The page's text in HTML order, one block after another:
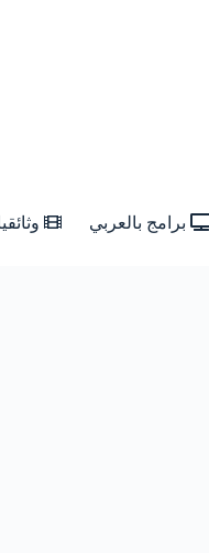
برامج بالعربي